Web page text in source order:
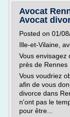
Avocat
Avocat
Posted on 01/
Ille-et-Vilaine,
Vous envisagez
près de Rennes
Vous voudriez
afin de vous
divorce dans
n'ont pas le
pour être...